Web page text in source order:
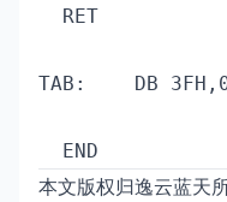
  RET
TAB: 	DB 3FH,06H,5BH,4FH,66H,6DH,7DH,07H,7FH,67H
本文版权归逸云蓝天